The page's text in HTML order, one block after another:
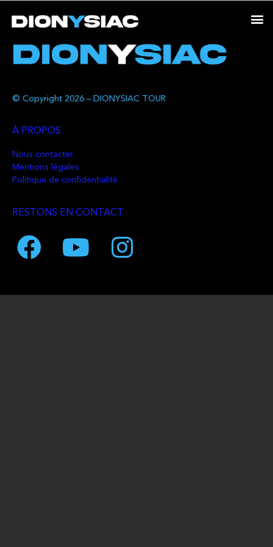
© Copyright 2026 – DIONYSIAC TOUR
À PROPOS
Nous contacter
Mentions légales
Politique de confidentialité
RESTONS EN CONTACT